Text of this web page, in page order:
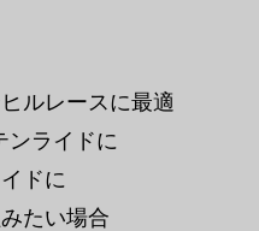
ルレースに最適
ンライドに
ドに
たい場合